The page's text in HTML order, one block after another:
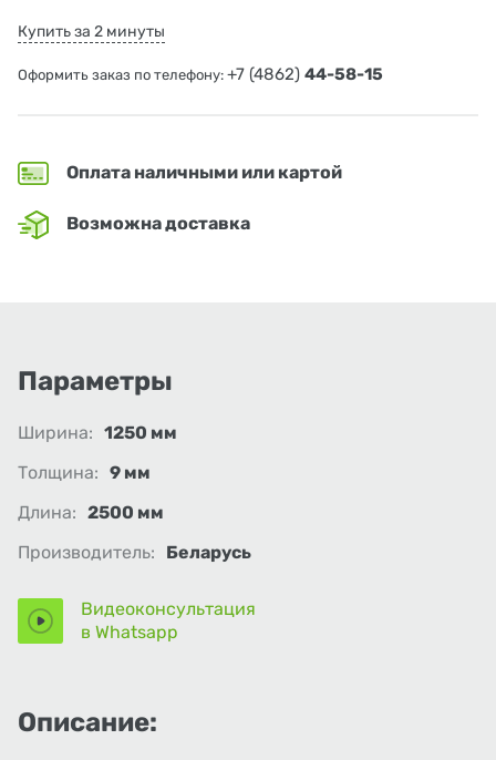
Купить за 2 минуты
Оформить заказ по телефону: +7 (4862) 44-58-15
Оплата наличными или картой
Возможна доставка
Параметры
Ширина: 1250 мм
Толщина: 9 мм
Длина: 2500 мм
Производитель:
Беларусь
Видеоконсультация
в Whatsapp
Описание: